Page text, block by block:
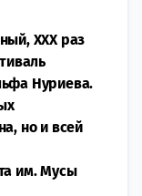
XXX раз
Нуриева.
но и всей
им. Мусы